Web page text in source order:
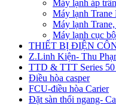
Máy lạnh áp
Máy lạnh
Máy lạnh
Máy lạnh cục
THIẾT BỊ ĐIỆN
Z.Linh Kiện- Thu
TTD & TTT Series
Điều hòa casper
FCU-điều hòa Carier
Đặt sàn thổi ngang-